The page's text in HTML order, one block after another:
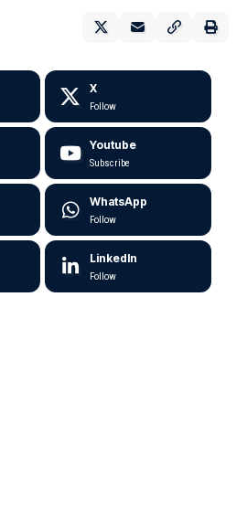
X
Follow
Youtube
Subscribe
WhatsApp
Follow
LinkedIn
Follow